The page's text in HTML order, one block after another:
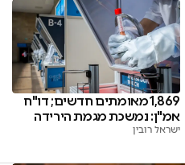
1,869 מאומתים חדשים; דו"ח
אמ"ן: נמשכת מגמת הירידה
ישראל רובין